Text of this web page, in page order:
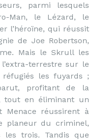
parmi lesquels
Man, le Lézard, le
l’héroïne, qui réussit
de Joe Robertson,
Mais le Skrull les
terrestre sur le
les fuyards ;
profitant de la
tout en éliminant un
Menace réussirent à
planeur du criminel,
les trois. Tandis que